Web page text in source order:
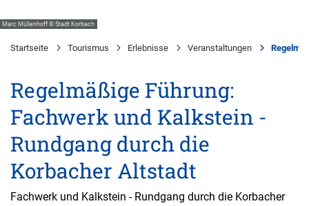
Marc Müllenhoff © Stadt Korbach
Startseite Tourismus Erlebnisse Veranstaltungen
Regelmäßige Führung:
Fachwerk und Kalkstein -
Rundgang durch die
Korbacher Altstadt
Fachwerk und Kalkstein - Rundgang durch die Korbacher